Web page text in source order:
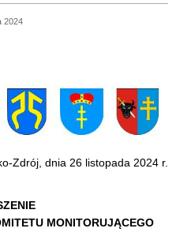
2024
Zdrój, dnia 26 listopada 2024 r.
MONITORUJĄCEGO